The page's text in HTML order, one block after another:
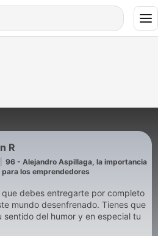
R
96 - Alejandro Aspillaga, la importancia
los emprendedores
debes entregarte por completo
desenfrenado. Tienes que
del humor y en especial tu